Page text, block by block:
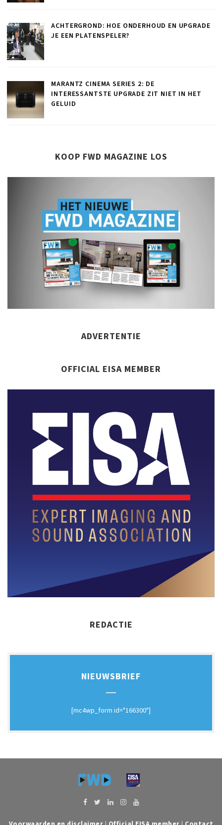
ACHTERGROND: HOE ONDERHOUD EN UPGRADE
JE EEN PLATENSPELER?
MARANTZ CINEMA SERIES 2: DE
INTERESSANTSTE UPGRADE ZIT NIET IN HET
GELUID
KOOP FWD MAGAZINE LOS
ADVERTENTIE
OFFICIAL EISA MEMBER
REDACTIE
NIEUWSBRIEF
[mc4wp_form id="166300"]